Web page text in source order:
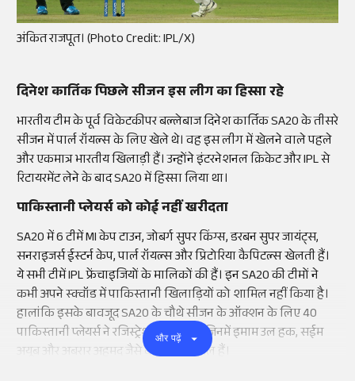
अंकित राजपूत। (Photo Credit: IPL/X)
दिनेश कार्तिक पिछले सीजन इसलीगका हिस्सा रहे
भारतीय टीम के पूर्वविकेटकीपरबल्लेबाज दिनेश कार्तिकSA20के तीसरे
सीजन मेंपार्लरॉयल्सके लिए खेले थे। वह इसलीगमें खेलने वाले पहले
और एकमात्र भारतीय खिलाड़ी हैं। उन्होंने इंटरनेशनल क्रिकेट औरIPLसे
रिटायरमेंटलेने के बादSA20में हिस्सा लिया था।
पाकिस्तानीप्लेयर्सको कोई नहीं खरीदता
SA20में 6 टीमेंMIकेप टाउन,जोबर्गसुपरकिंग्स,डरबनसुपरजायंट्स,
सनराइजर्सईस्टर्नकेप,पार्लरॉयल्सऔरप्रिटोरियाकैपिटल्सखेलती हैं।
ये सभी टीमेंIPLफ्रेंचाइजियोंके मालिकों की हैं। इनSA20की टीमों ने
कभी अपनेस्क्वॉडमेंपाकिस्तानीखिलाड़ियों को शामिल नहीं किया है।
हालांकि इसके बावजूदSA20के चौथे सीजन केऑक्शनके लिए 40
पाकिस्तानीप्लेयर्सनेरजिस्ट्रेशनकराया है, जिनमें इमामउलहक,सईम
अयूबऔर अबरार अहमद जैसे बड़े नाम शामिल हैं।
और पढ़ें